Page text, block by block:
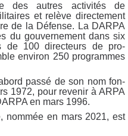
des autres acti­vi­tés de
et relève direc­te­ment
de la Défense. La DARPA
du gou­ver­ne­ment dans six
de 100 direc­teurs de pro­
envi­ron 250 pro­grammes
pas­sé de son nom fon­
1972, pour reve­nir à ARPA
en mars 1996.
nom­mée en mars 2021, est